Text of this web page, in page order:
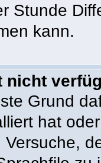
Stunde
kann.
nicht
Grund
hat